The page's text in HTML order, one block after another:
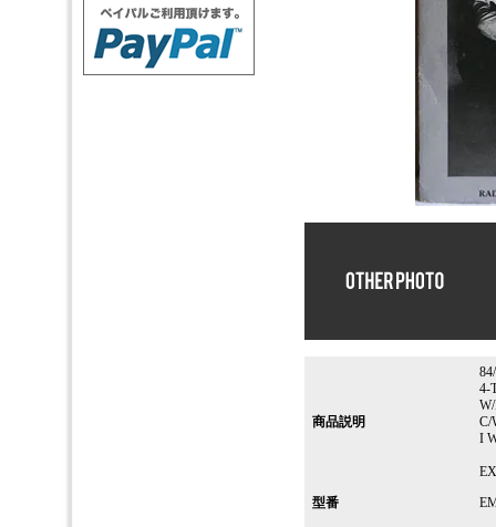
商品説明
4-
C/
I
型番